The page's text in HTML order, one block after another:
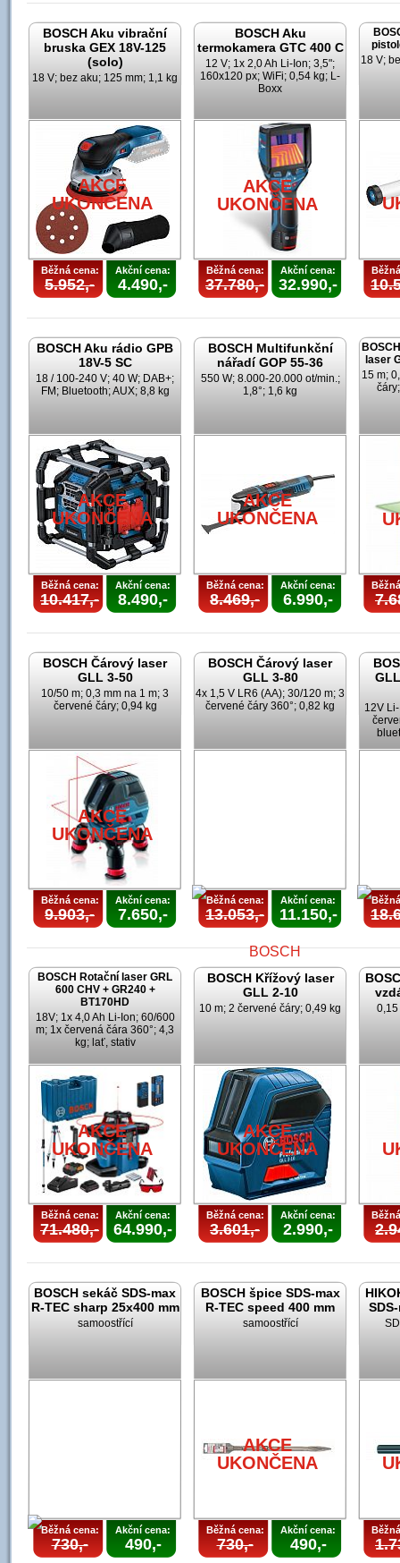
BOSCH Aku vibrační
bruska GEX 18V-125
(solo)
18 V; bez aku; 125 mm; 1,1 kg
AKCE
UKONČENA
Běžná cena:
5.952,-
Akční cena:
4.490,-
BOSCH Aku
termokamera GTC 400 C
12 V; 1x 2,0 Ah Li-Ion; 3,5";
160x120 px; WiFi; 0,54 kg; L-
Boxx
AKCE
UKONČENA
Běžná cena:
37.780,-
Akční cena:
32.990,-
18 V;
BOSCH Aku rádio GPB
18V-5 SC
18 / 100-240 V; 40 W; DAB+;
FM; Bluetooth; AUX; 8,8 kg
AKCE
UKONČENA
Běžná cena:
10.417,-
Akční cena:
8.490,-
BOSCH Multifunkční
nářadí GOP 55-36
550 W; 8.000-20.000 ot/min.;
1,8°; 1,6 kg
AKCE
UKONČENA
Běžná cena:
8.469,-
Akční cena:
6.990,-
laser
15 m;
BOSCH Čárový laser
GLL 3-50
10/50 m; 0,3 mm na 1 m; 3
červené čáry; 0,94 kg
AKCE
UKONČENA
Běžná cena:
9.903,-
Akční cena:
7.650,-
BOSCH Čárový laser
GLL 3-80
4x 1,5 V LR6 (AA); 30/120 m; 3
červené čáry 360°; 0,82 kg
AKCE
UKONČENA
Běžná cena:
13.053,-
Akční cena:
11.150,-
12V
BOSCH Rotační laser GRL
600 CHV + GR240 +
BT170HD
18V; 1x 4,0 Ah Li-Ion; 60/600
m; 1x červená čára 360°; 4,3
kg; lať, stativ
AKCE
UKONČENA
Běžná cena:
71.480,-
Akční cena:
64.990,-
BOSCH Křížový laser
GLL 2-10
10 m; 2 červené čáry; 0,49 kg
AKCE
UKONČENA
Běžná cena:
3.601,-
Akční cena:
2.990,-
0,15
BOSCH sekáč SDS-max
R-TEC sharp 25x400 mm
samoostřící
Běžná cena:
730,-
Akční cena:
490,-
BOSCH špice SDS-max
R-TEC speed 400 mm
samoostřící
AKCE
UKONČENA
Běžná cena:
730,-
Akční cena:
490,-